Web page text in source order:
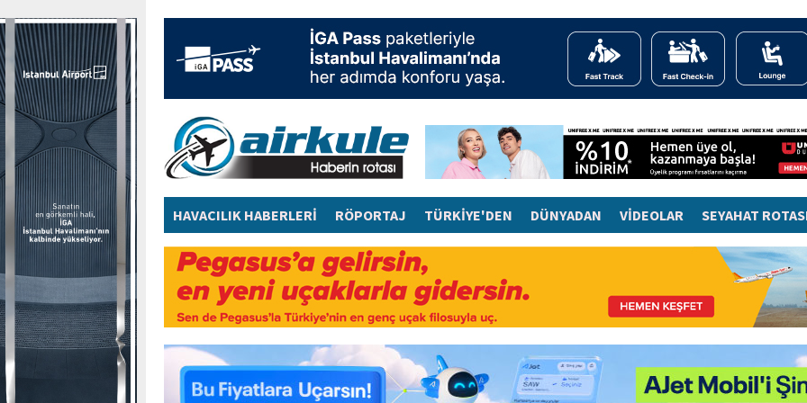
HAVACILIK HABERLERİ RÖPORTAJ TÜRKİYE'DEN DÜNYADAN VİDEOLAR SEYAHAT